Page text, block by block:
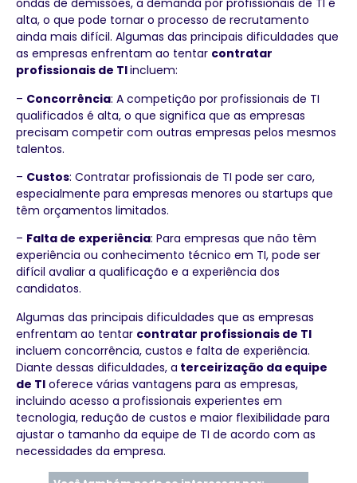
ondas de demissões, a demanda por profissionais de TI é
alta, o que pode tornar o processo de recrutamento
ainda mais difícil. Algumas das principais dificuldades que
as empresas enfrentam ao tentar contratar
profissionais de TIincluem:
– Concorrência: A competição por profissionais de TI
qualificados é alta, o que significa que as empresas
precisam competir com outras empresas pelos mesmos
talentos.
– Custos: Contratar profissionais de TI pode ser caro,
especialmente para empresas menores ou startups que
têm orçamentos limitados.
– Falta de experiência: Para empresas que não têm
experiência ou conhecimento técnico em TI, pode ser
difícil avaliar a qualificação e a experiência dos
candidatos.
Algumas das principais dificuldades que as empresas
enfrentam ao tentar contratar profissionais de TI
incluem concorrência, custos e falta de experiência.
Diante dessas dificuldades, a terceirização da equipe
de TI oferece várias vantagens para as empresas,
incluindo acesso a profissionais experientes em
tecnologia, redução de custos e maior flexibilidade para
ajustar o tamanho da equipe de TI de acordo com as
necessidades da empresa.